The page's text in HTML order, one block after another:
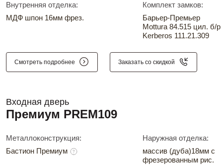
Внутренняя отделка:
МДФ шпон 16мм фрез.
Комплект замков:
Барьер-Премьер
Mottura 84.515 цил. б/р
Kerberos 111.21.309
Смотреть подробнее Заказать со скидкой
Входная дверь
Премиум PREM109
Металлоконструкция:
Бастион Премиум
Наружная отделка:
массив (дуба)18мм с
фрезерованным рис.